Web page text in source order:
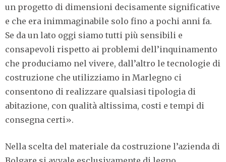
un progetto di dimensioni decisamente significative
e che era inimmaginabile solo fino a pochi anni fa.
Se da un lato oggi siamo tutti più sensibili e
consapevoli rispetto ai problemi dell’inquinamento
che produciamo nel vivere, dall’altro le tecnologie di
costruzione che utilizziamo in Marlegno ci
consentono di realizzare qualsiasi tipologia di
abitazione, con qualità altissima, costi e tempi di
consegna certi».
Nella scelta del materiale da costruzione l’azienda di